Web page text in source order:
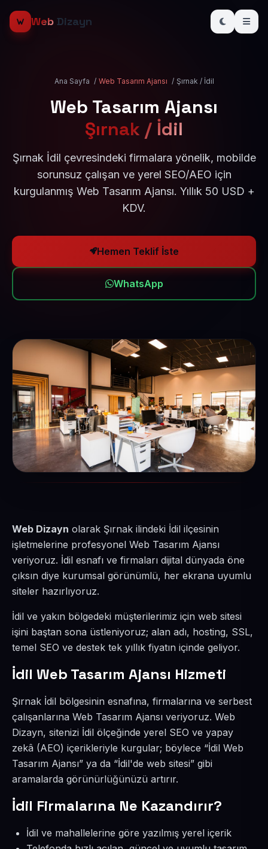
Web Dizayn
Ana Sayfa / Web Tasarım Ajansı / Şırnak / İdil
Web Tasarım Ajansı
Şırnak / İdil
Şırnak İdil çevresindeki firmalara yönelik, mobilde
sorunsuz çalışan ve yerel SEO/AEO için
kurgulanmış Web Tasarım Ajansı. Yıllık 50 USD +
KDV.
Hemen Teklif İste
WhatsApp
Web Dizayn olarak Şırnak ilindeki İdil ilçesinin
işletmelerine profesyonel Web Tasarım Ajansı
veriyoruz. İdil esnafı ve firmaları dijital dünyada öne
çıksın diye kurumsal görünümlü, her ekrana uyumlu
siteler hazırlıyoruz.
İdil ve yakın bölgedeki müşterilerimiz için web sitesi
işini baştan sona üstleniyoruz; alan adı, hosting, SSL,
temel SEO ve destek tek yıllık fiyatın içinde geliyor.
İdil Web Tasarım Ajansı Hizmeti
Şırnak İdil bölgesinin esnafına, firmalarına ve serbest
çalışanlarına Web Tasarım Ajansı veriyoruz. Web
Dizayn, sitenizi İdil ölçeğinde yerel SEO ve yapay
zekâ (AEO) içerikleriyle kurgular; böylece “İdil Web
Tasarım Ajansı” ya da “İdil'de web sitesi” gibi
aramalarda görünürlüğünüzü artırır.
İdil Firmalarına Ne Kazandırır?
İdil ve mahallelerine göre yazılmış yerel içerik